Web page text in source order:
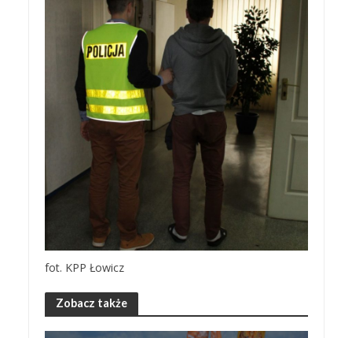
fot. KPP Łowicz
Zobacz także